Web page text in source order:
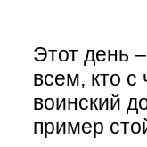
Этот день
всем, кто
воинский
пример